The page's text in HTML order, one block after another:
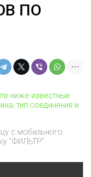
ПО
ниже известные
тип соединения и
с мобильного
"ФИЛЬТР"